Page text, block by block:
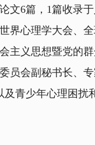
6篇，1篇收录
界心理学大会、
义思想暨党的
会副秘书长、
青少年心理困